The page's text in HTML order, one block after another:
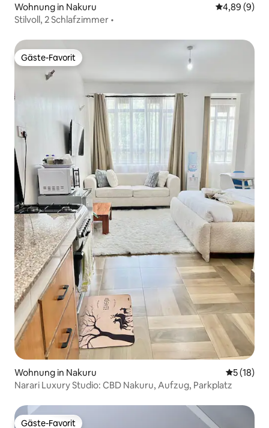
Wohnung in Nakuru
4,89 (9)
Stilvoll, 2 Schlafzimmer •
Gäste-Favorit
Gäste-Favorit
Wohnung in Nakuru
5 (18)
Narari Luxury Studio: CBD Nakuru, Aufzug, Parkplatz
Gäste-Favorit